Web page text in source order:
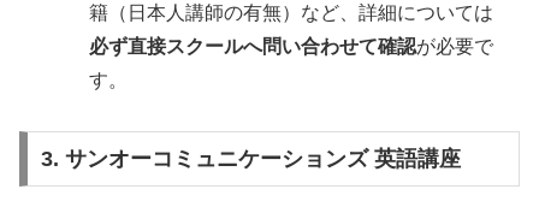
籍（日本人講師の有無）など、詳細については
必ず直接スクールへ問い合わせて確認が必要で
す。
3. サンオーコミュニケーションズ 英語講座